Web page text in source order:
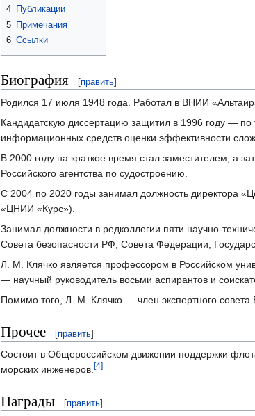
4 Публикации
5 Примечания
6 Ссылки
Биография [править]
Родился 17 июля 1948 года. Работал в ВНИИ
Кандидатскую диссертацию защитил в 1996 году —
информационных средств оценки эффективности
В 2000 году на краткое время стал заместителем, а
Российского агентства по судостроению.
С 2004 по 2020 годы занимал должность директора
«ЦНИИ «Курс»).
Занимал должности в редколлегии пяти научно-
Совета безопасности РФ, Совета Федерации,
Л. М. Клячко является профессором в Российском
— научный руководитель восьми аспирантов и
Помимо того, Л. М. Клячко — член экспертного совета
Прочее [править]
Состоит в Общероссийском движении поддержки
морских инженеров.[4]
Награды [править]